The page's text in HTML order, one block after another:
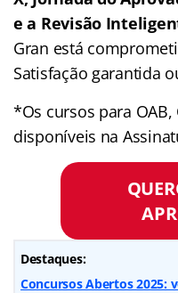
e a Revisão
Gran está
Satisfação garantida
*Os cursos para OAB,
disponíveis na
Destaques:
Concursos Abertos 2025: